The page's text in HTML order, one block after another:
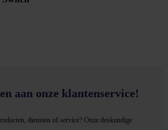
aan onze klantenservice!
diensten of service? Onze deskundige